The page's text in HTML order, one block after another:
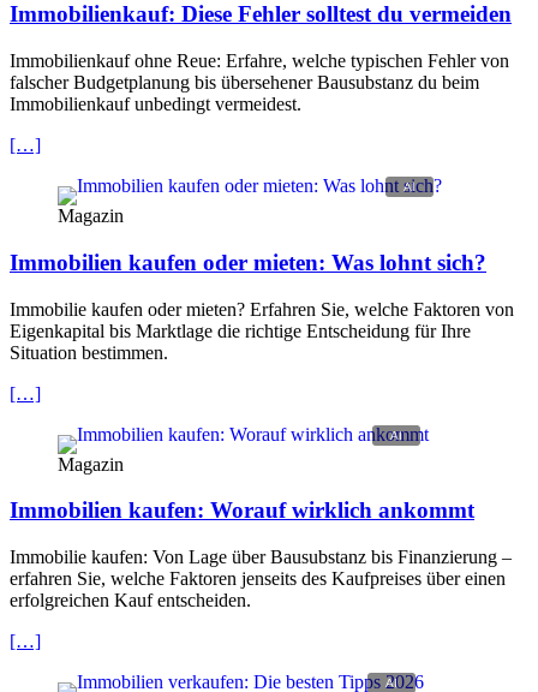
Immobilienkauf: Diese Fehler solltest du vermeiden
Immobilienkauf ohne Reue: Erfahre, welche typischen Fehler von
falscher Budgetplanung bis übersehener Bausubstanz du beim
Immobilienkauf unbedingt vermeidest.
[…]
Magazin
Immobilien kaufen oder mieten: Was lohnt sich?
Immobilie kaufen oder mieten? Erfahren Sie, welche Faktoren von
Eigenkapital bis Marktlage die richtige Entscheidung für Ihre
Situation bestimmen.
[…]
Magazin
Immobilien kaufen: Worauf wirklich ankommt
Immobilie kaufen: Von Lage über Bausubstanz bis Finanzierung –
erfahren Sie, welche Faktoren jenseits des Kaufpreises über einen
erfolgreichen Kauf entscheiden.
[…]